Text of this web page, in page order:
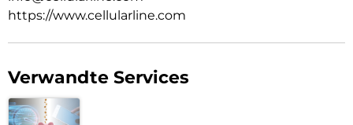
https://www.cellularline.com
Verwandte Services